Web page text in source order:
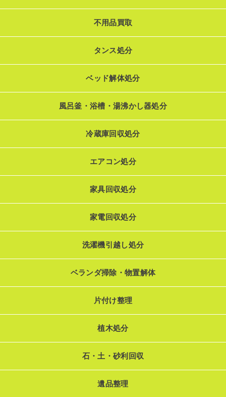
不用品買取
タンス処分
ベッド解体処分
風呂釜・浴槽・湯沸かし器処分
冷蔵庫回収処分
エアコン処分
家具回収処分
家電回収処分
洗濯機引越し処分
ベランダ掃除・物置解体
片付け整理
植木処分
石・土・砂利回収
遺品整理